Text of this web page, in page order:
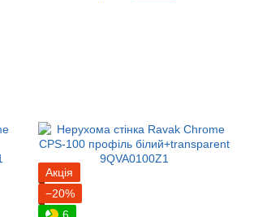
Акція
−20%